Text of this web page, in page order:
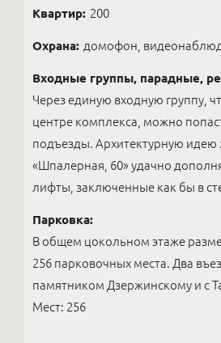
Квартир: 200
Охрана: домофон,
Входные группы, парадные,
Через единую входную группу,
центре комплекса, можно
подъезды. Архитектурную идею
«Шпалерная, 60» удачно
лифты, заключенные как бы в
Парковка:
В общем цокольном этаже
256 парковочных места. Два
памятником Дзержинскому и с
Мест: 256